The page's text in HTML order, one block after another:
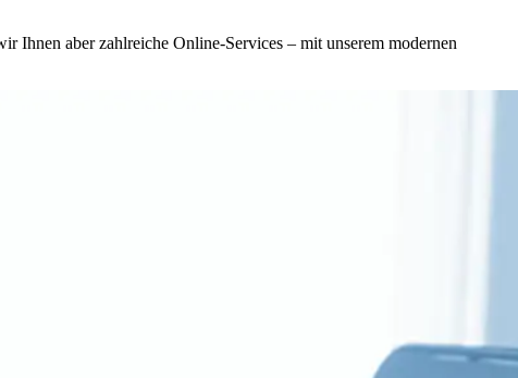
Ihnen aber zahlreiche Online-Services – mit unserem modernen